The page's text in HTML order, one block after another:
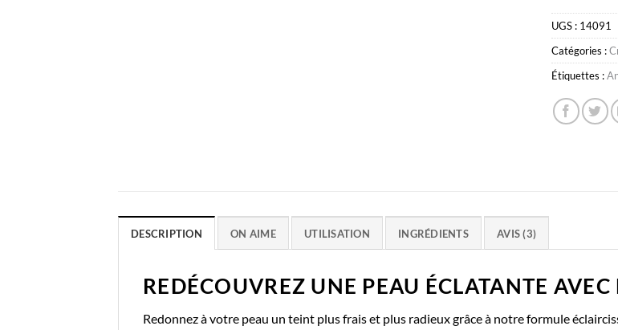
UGS : 14091
Catégories :
Étiquettes :
DESCRIPTION ON AIME UTILISATION INGRÉDIENTS AVIS (3)
REDÉCOUVREZ UNE PEAU ÉCLATANTE
Redonnez à votre peau un teint plus frais et plus radieux grâce à notre formule